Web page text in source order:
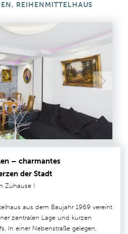
REIHENMITTELHAUS
– charmantes
der Stadt
Zuhause !
aus dem Baujahr 1969 vereint
zentralen Lage und kurzen
In einer Nebenstraße gelegen,